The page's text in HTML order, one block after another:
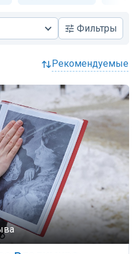
Фильтры
рекомендуемые